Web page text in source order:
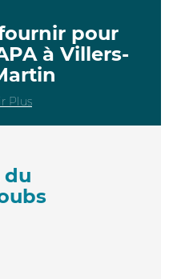
pour
à Villers-
Plus
du